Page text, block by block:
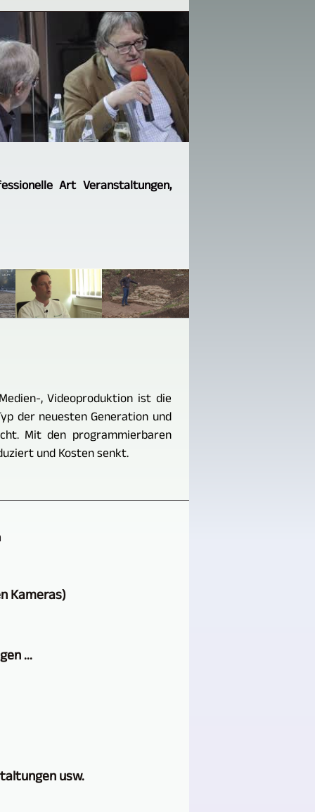
Art Veranstaltungen,
, Videoproduktion ist die
der neuesten Generation und
Mit den programmierbaren
und Kosten senkt.
Kameras)
...
usw.